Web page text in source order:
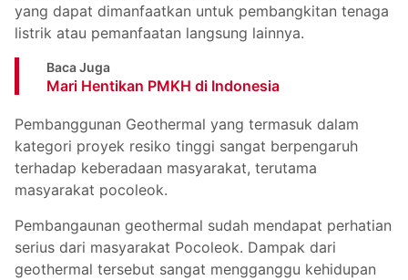
yang dapat dimanfaatkan untuk pembangkitan tenaga
listrik atau pemanfaatan langsung lainnya.
Baca Juga
Mari Hentikan PMKH di Indonesia
Pembanggunan Geothermal yang termasuk dalam
kategori proyek resiko tinggi sangat berpengaruh
terhadap keberadaan masyarakat, terutama
masyarakat pocoleok.
Pembangaunan geothermal sudah mendapat perhatian
serius dari masyarakat Pocoleok. Dampak dari
geothermal tersebut sangat mengganggu kehidupan